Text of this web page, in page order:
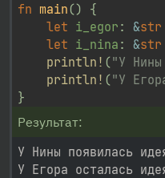
fn main() {
let i_egor : &str
let i_nina : &str
println! ("У
println! ("У
}
Результат:
У Нины появилась